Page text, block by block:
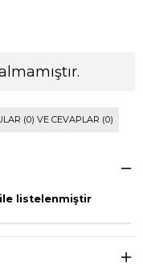
(0) VE CEVAPLAR (0)
ile listelenmiştir